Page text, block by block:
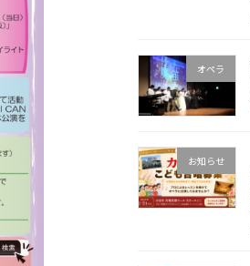
オペラ
お知らせ